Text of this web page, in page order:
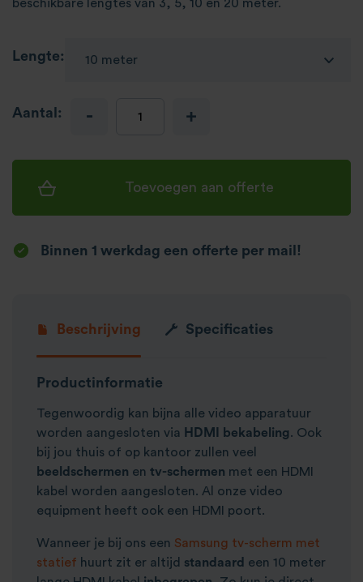
beschikbare lengtes van 3, 5, 10 en 20 meter.
Lengte:
Aantal: - +
Toevoegen aan offerte
Binnen 1 werkdag een offerte per mail!
Beschrijving Specificaties
Productinformatie
Tegenwoordig kan bijna alle video apparatuur
worden aangesloten via HDMI bekabeling. Ook
bij jou thuis of op kantoor zullen veel
beeldschermen en tv-schermen met een HDMI
kabel worden aangesloten. Al onze video
equipment heeft ook een HDMI poort.
Wanneer je bij ons een Samsung tv-scherm met
statief huurt zit er altijd standaard een 10 meter